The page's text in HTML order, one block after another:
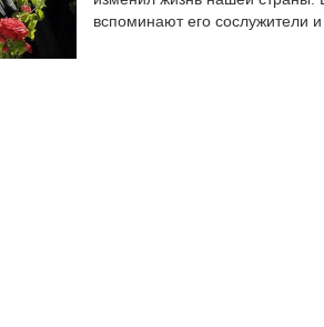
вспоминают его сослужители